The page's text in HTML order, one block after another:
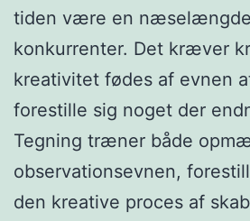
tiden være en
konkurrenter. Det kræver
kreativitet fødes af evnen
forestille sig noget der
Tegning træner både
observationsevnen,
den kreative proces af